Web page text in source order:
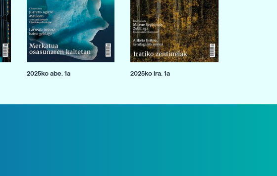
2025ko abe. 1a 2025ko ira. 1a